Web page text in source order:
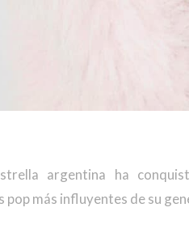
argentina ha
pop más influyentes de su